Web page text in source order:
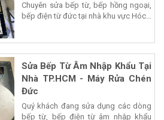
Chuyên sửa bếp từ, bếp hồng ngoại,
bếp điện từ đức tại nhà khu vực Hóc...
Sửa Bếp Từ Âm Nhập Khẩu Tại
Nhà TP.HCM - Máy Rửa Chén
Đức
Quý khách đang sửa dụng các dòng
bếp từ, bếp điện từ âm nhập khẩu